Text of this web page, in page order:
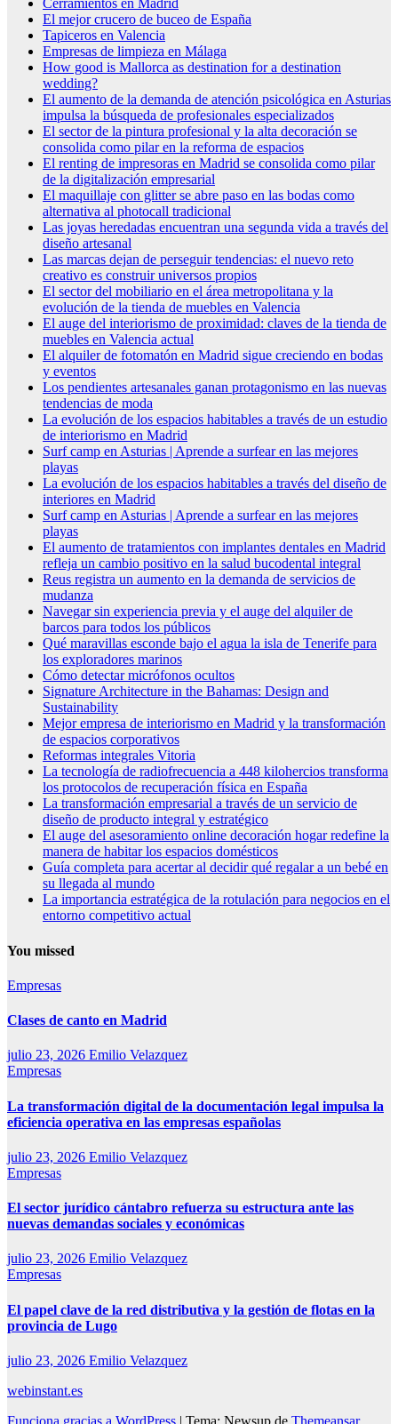
Cerramientos en Madrid
El mejor crucero de buceo de España
Tapiceros en Valencia
Empresas de limpieza en Málaga
How good is Mallorca as destination for a destination
wedding?
El aumento de la demanda de atención psicológica en Asturias
impulsa la búsqueda de profesionales especializados
El sector de la pintura profesional y la alta decoración se
consolida como pilar en la reforma de espacios
El renting de impresoras en Madrid se consolida como pilar
de la digitalización empresarial
El maquillaje con glitter se abre paso en las bodas como
alternativa al photocall tradicional
Las joyas heredadas encuentran una segunda vida a través del
diseño artesanal
Las marcas dejan de perseguir tendencias: el nuevo reto
creativo es construir universos propios
El sector del mobiliario en el área metropolitana y la
evolución de la tienda de muebles en Valencia
El auge del interiorismo de proximidad: claves de la tienda de
muebles en Valencia actual
El alquiler de fotomatón en Madrid sigue creciendo en bodas
y eventos
Los pendientes artesanales ganan protagonismo en las nuevas
tendencias de moda
La evolución de los espacios habitables a través de un estudio
de interiorismo en Madrid
Surf camp en Asturias | Aprende a surfear en las mejores
playas
La evolución de los espacios habitables a través del diseño de
interiores en Madrid
Surf camp en Asturias | Aprende a surfear en las mejores
playas
El aumento de tratamientos con implantes dentales en Madrid
refleja un cambio positivo en la salud bucodental integral
Reus registra un aumento en la demanda de servicios de
mudanza
Navegar sin experiencia previa y el auge del alquiler de
barcos para todos los públicos
Qué maravillas esconde bajo el agua la isla de Tenerife para
los exploradores marinos
Cómo detectar micrófonos ocultos
Signature Architecture in the Bahamas: Design and
Sustainability
Mejor empresa de interiorismo en Madrid y la transformación
de espacios corporativos
Reformas integrales Vitoria
La tecnología de radiofrecuencia a 448 kilohercios transforma
los protocolos de recuperación física en España
La transformación empresarial a través de un servicio de
diseño de producto integral y estratégico
El auge del asesoramiento online decoración hogar redefine la
manera de habitar los espacios domésticos
Guía completa para acertar al decidir qué regalar a un bebé en
su llegada al mundo
La importancia estratégica de la rotulación para negocios en el
entorno competitivo actual
You missed
Empresas
Clases de canto en Madrid
julio 23, 2026 Emilio Velazquez
Empresas
La transformación digital de la documentación legal impulsa la
eficiencia operativa en las empresas españolas
julio 23, 2026 Emilio Velazquez
Empresas
El sector jurídico cántabro refuerza su estructura ante las
nuevas demandas sociales y económicas
julio 23, 2026 Emilio Velazquez
Empresas
El papel clave de la red distributiva y la gestión de flotas en la
provincia de Lugo
julio 23, 2026 Emilio Velazquez
webinstant.es
Funciona gracias a WordPress | Tema: Newsup de Themeansar